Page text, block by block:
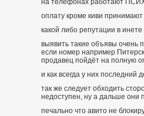
оплату кроме киви
какой либо репутации в
выявить такие объявы очень
если номер например
продавец пойдёт на полную
и как всегда у них последний
так же следует обходить
недоступен, ну а дальше они
печально что авито не